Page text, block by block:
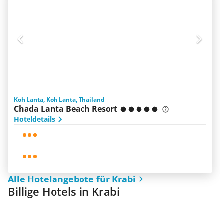
Koh Lanta, Koh Lanta, Thailand
Chada Lanta Beach Resort
Hoteldetails
Alle Hotelangebote für Krabi
Billige Hotels in Krabi